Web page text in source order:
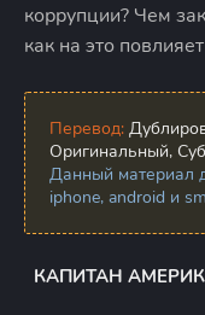
коррупции? Чем
как на это
Перевод:
Оригинальный,
Данный материал
iphone, android и
КАПИТАН